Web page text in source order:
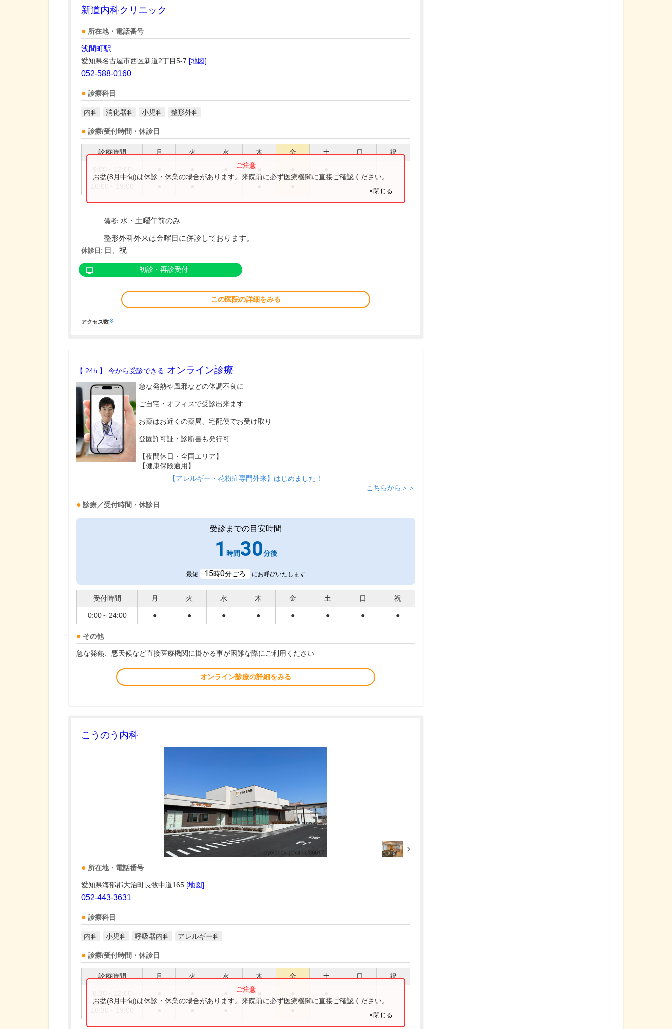
新道内科クリニック
所在地・電話番号
浅間町駅
愛知県名古屋市西区新道2丁目5-7 [地図]
052-588-0160
診療科目
内科 消化器科 小児科 整形外科
診療/受付時間・休診日
診療時間 月 火 水 木 金 土 日 祝
お盆(8月中旬)は休診・休業の場合があります。来院前に必ず医療機関に直接ご確認ください。
×閉じる
備考: 水・土曜午前のみ
整形外科外来は金曜日に併診しております。
休診日: 日、祝
初診・再診受付
この医院の詳細をみる
アクセス数※
【 24h 】 今から受診できる オンライン診療
急な発熱や風邪などの体調不良に
ご自宅・オフィスで受診出来ます
お薬はお近くの薬局、宅配便でお受け取り
登園許可証・診断書も発行可
【夜間休日・全国エリア】
【健康保険適用】
【アレルギー・花粉症専門外来】はじめました！
こちらから＞＞
診療／受付時間・休診日
受診までの目安時間
1 時間30分後
最短 15時0分ごろ にお呼びいたします
受付時間 月 火 水 木 金 土 日 祝
0:00～24:00 ● ● ● ● ● ● ● ●
その他
急な発熱、悪天候など直接医療機関に掛かる事が困難な際にご利用ください
オンライン診療の詳細をみる
こうのう内科
所在地・電話番号
愛知県海部郡大治町長牧中道165 [地図]
052-443-3631
診療科目
内科 小児科 呼吸器内科 アレルギー科
診療/受付時間・休診日
診療時間 月 火 水 木 金 土 日 祝
お盆(8月中旬)は休診・休業の場合があります。来院前に必ず医療機関に直接ご確認ください。
×閉じる